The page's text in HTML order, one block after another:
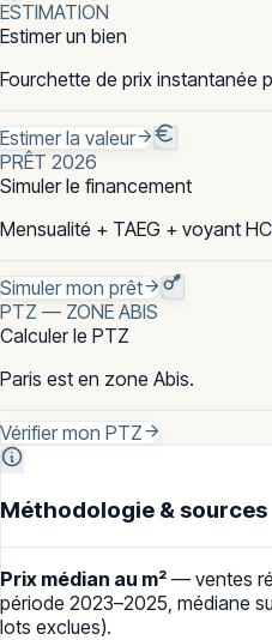
ESTIMATION
Estimer un bien
Fourchette de prix instantanée
Estimer la valeur
PRÊT 2026
Simuler le financement
Mensualité + TAEG + voyant
Simuler mon prêt
PTZ — ZONE ABIS
Calculer le PTZ
Paris est en zone Abis.
Vérifier mon PTZ
Méthodologie & sources
Prix médian au m² — ventes
période 2023–2025 , médiane
lots exclues).